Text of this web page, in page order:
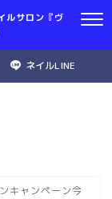
ルサロン『ヴ
ネイルLINE
キャンペーン今